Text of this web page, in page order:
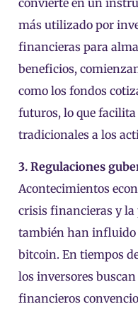
más utilizado por
financieras para
beneficios,
como los fondos
futuros, lo que facilita
tradicionales a los
3. Regulaciones
Acontecimientos
crisis financieras y la
también han influido
bitcoin. En tiempos
los inversores
financieros